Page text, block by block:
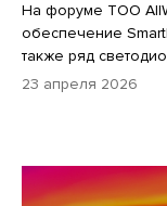
На форуме ТОО
обеспечение
также ряд
23 апреля 2026